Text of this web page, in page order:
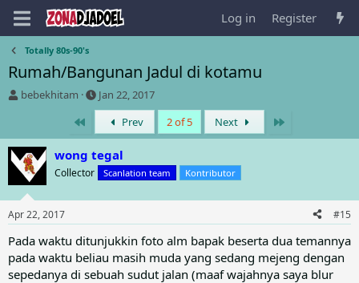
Log in Register
Totally 80s-90's
Rumah/Bangunan Jadul di kotamu
T
e
a
d
s
t
a
r
t
e
r
bebekhitam
S
t
r
t
d
a
Jan 22, 2017
Prev 2 of 5 Next
wong tegal
Collector Scanlation team Kontributor
Apr 22, 2017 #15
Pada waktu ditunjukkin foto alm bapak beserta dua temannya
pada waktu beliau masih muda yang sedang mejeng dengan
sepedanya di sebuah sudut jalan (maaf wajahnya saya blur